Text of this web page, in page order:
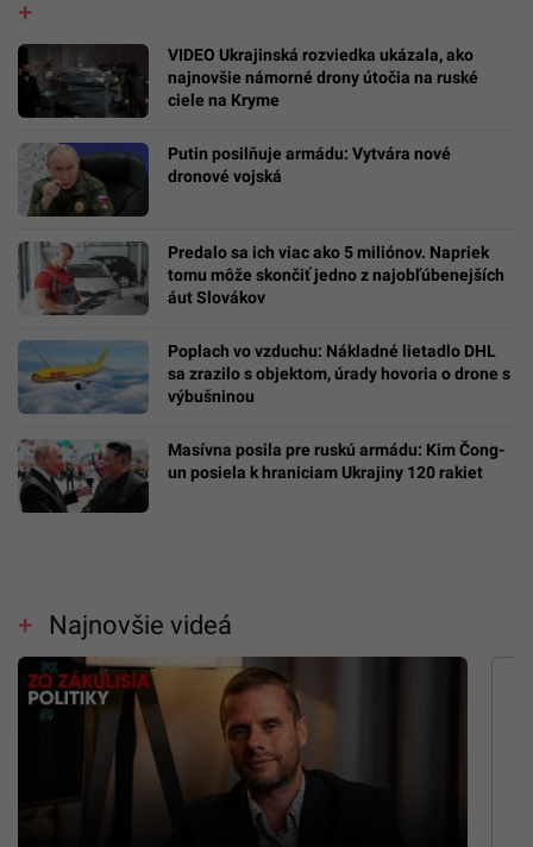
VIDEO Ukrajinská rozviedka ukázala, ako
najnovšie námorné drony útočia na ruské
ciele na Kryme
Putin posilňuje armádu: Vytvára nové
dronové vojská
Predalo sa ich viac ako 5 miliónov. Napriek
tomu môže skončiť jedno z najobľúbenejších
áut Slovákov
Poplach vo vzduchu: Nákladné lietadlo DHL
sa zrazilo s objektom, úrady hovoria o drone s
výbušninou
Masívna posila pre ruskú armádu: Kim Čong-
un posiela k hraniciam Ukrajiny 120 rakiet
Najnovšie videá